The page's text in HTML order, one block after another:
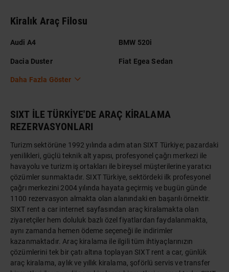
Kiralık Araç Filosu
Audi A4 BMW 520i
Dacia Duster Fiat Egea Sedan
Daha Fazla Göster
SIXT İLE TÜRKİYE'DE ARAÇ KİRALAMA
REZERVASYONLARI
Turizm sektörüne 1992 yılında adım atan SIXT Türkiye; pazardaki
yenilikleri, güçlü teknik alt yapısı, profesyonel çağrı merkezi ile
havayolu ve turizm iş ortakları ile bireysel müşterilerine yaratıcı
çözümler sunmaktadır. SIXT Türkiye, sektördeki ilk profesyonel
çağrı merkezini 2004 yılında hayata geçirmiş ve bugün günde
1100 rezervasyon almakta olan alanındaki en başarılı örnektir.
SIXT rent a car internet sayfasından araç kiralamakta olan
ziyaretçiler hem doluluk bazlı özel fiyatlardan faydalanmakta,
aynı zamanda hemen ödeme seçeneği ile indirimler
kazanmaktadır. Araç kiralama ile ilgili tüm ihtiyaçlarınızın
çözümlerini tek bir çatı altına toplayan SIXT rent a car, günlük
araç kiralama, aylık ve yıllık kiralama, şoförlü servis ve transfer